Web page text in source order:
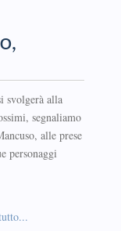
svolgerà alla
segnaliamo
alle prese
personaggi